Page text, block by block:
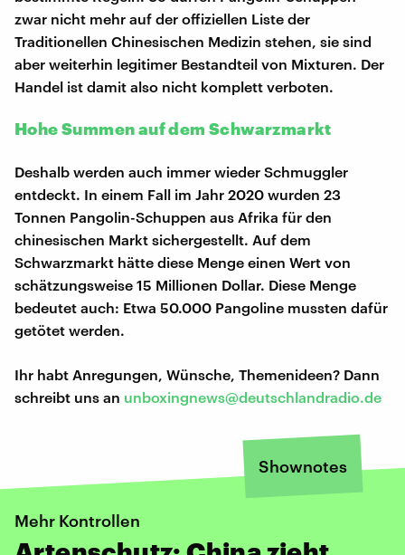
zwar nicht mehr auf der offiziellen Liste der
Traditionellen Chinesischen Medizin stehen, sie sind
aber weiterhin legitimer Bestandteil von Mixturen. Der
Handel ist damit also nicht komplett verboten.
Hohe Summen auf dem Schwarzmarkt
Deshalb werden auch immer wieder Schmuggler
entdeckt. In einem Fall im Jahr 2020 wurden 23
Tonnen Pangolin-Schuppen aus Afrika für den
chinesischen Markt sichergestellt. Auf dem
Schwarzmarkt hätte diese Menge einen Wert von
schätzungsweise 15 Millionen Dollar. Diese Menge
bedeutet auch: Etwa 50.000 Pangoline mussten dafür
getötet werden.
Ihr habt Anregungen, Wünsche, Themenideen? Dann
schreibt uns an unboxingnews@deutschlandradio.de
Shownotes
Mehr Kontrollen